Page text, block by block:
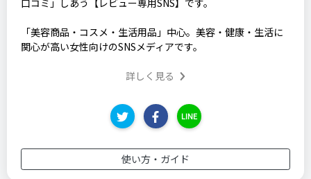
「美容商品・コスメ・生活用品」中心。美容・健康・生活に
関心が高い女性向けのSNSメディアです。
詳しく見る
LINE
使い方・ガイド